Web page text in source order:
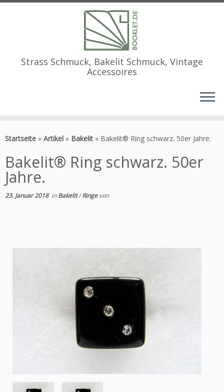
Inhalt
Strass Schmuck, Bakelit Schmuck, Vintage
Accessoires
Startseite » Artikel » Bakelit » Bakelit® Ring schwarz. 50er Jahre.
Bakelit® Ring schwarz. 50er
Jahre.
23. Januar 2018inBakelit/Ringevon